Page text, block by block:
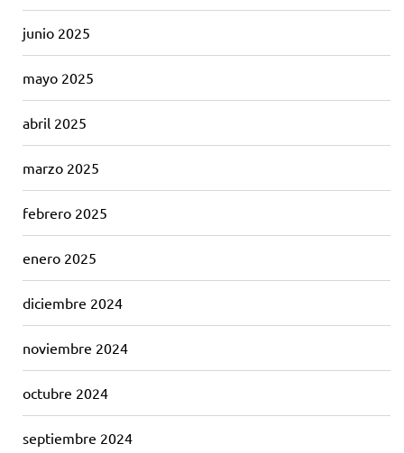
junio 2025
mayo 2025
abril 2025
marzo 2025
febrero 2025
enero 2025
diciembre 2024
noviembre 2024
octubre 2024
septiembre 2024